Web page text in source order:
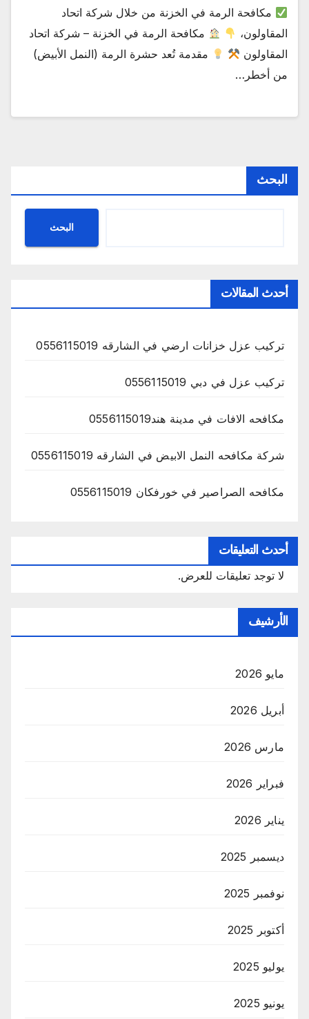
مكافحة الرمة في الخزنة من خلال شركة اتحاد
المقاولون،
مكافحة الرمة في الخزنة – شركة اتحاد
المقاولون
مقدمة تُعد حشرة الرمة (النمل الأبيض)
من أخطر…
البحث
البحث
أحدث المقالات
تركيب عزل خزانات ارضي في الشارقه 0556115019
تركيب عزل في دبي 0556115019
مكافحه الافات في مدينة هند0556115019
شركة مكافحه النمل الابيض في الشارقه 0556115019
مكافحه الصراصير في خورفكان 0556115019
أحدث التعليقات
لا توجد تعليقات للعرض.
الأرشيف
مايو 2026
أبريل 2026
مارس 2026
فبراير 2026
يناير 2026
ديسمبر 2025
نوفمبر 2025
أكتوبر 2025
يوليو 2025
يونيو 2025